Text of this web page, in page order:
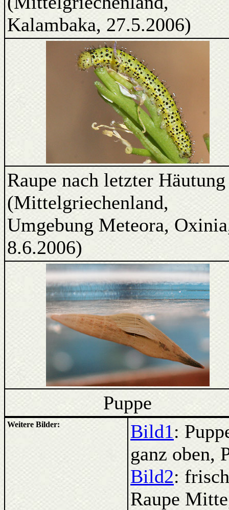
Kalambaka, 27.5.2006)
Raupe nach letzter
(Mittelgriechenland,
Umgebung Meteora,
8.6.2006)
Puppe
Weitere Bilder: Bild1:
ganz oben,
Bild2:
Raupe